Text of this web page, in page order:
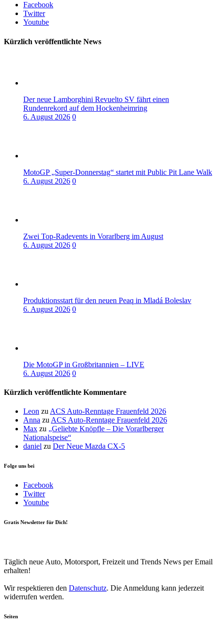
Facebook
Twitter
Youtube
Kürzlich veröffentlichte News
Der neue Lamborghini Revuelto SV fährt einen
Rundenrekord auf dem Hockenheimring
6. August 2026 0
MotoGP „Super-Donnerstag“ startet mit Public Pit Lane Walk
6. August 2026 0
Zwei Top-Radevents in Vorarlberg im August
6. August 2026 0
Produktionsstart für den neuen Peaq in Mladá Boleslav
6. August 2026 0
Die MotoGP in Großbritannien – LIVE
6. August 2026 0
Kürzlich veröffentlichte Kommentare
Leon zuACS Auto-Renntage Frauenfeld 2026
Anna zuACS Auto-Renntage Frauenfeld 2026
Max zu „Geliebte Knöpfle – Die Vorarlberger
Nationalspeise“
daniel zu Der Neue Mazda CX-5
Folge uns bei
Facebook
Twitter
Youtube
Gratis Newsletter für Dich!
Täglich neue Auto, Motorsport, Freizeit und Trends News per Email
erhalten!
Wir respektieren den Datenschutz. Die Anmeldung kann jederzeit
widerrufen werden.
Seiten